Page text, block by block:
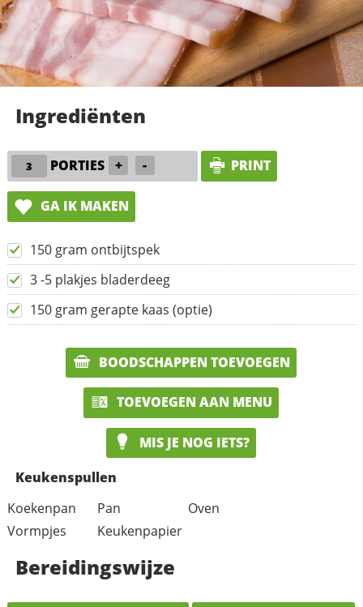
Ingrediënten
PORTIES + - PRINT
GA IK MAKEN
150 gram ontbijtspek
3 -5 plakjes bladerdeeg
150 gram gerapte kaas (optie)
BOODSCHAPPEN TOEVOEGEN
TOEVOEGEN AAN MENU
MIS JE NOG IETS?
Keukenspullen
Koekenpan
Pan
Oven
Vormpjes
Keukenpapier
Bereidingswijze